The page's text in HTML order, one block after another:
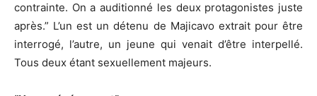
contrainte. On a auditionné les deux protagonistes juste
après.” L’un est un détenu de Majicavo extrait pour être
interrogé, l’autre, un jeune qui venait d’être interpellé.
Tous deux étant sexuellement majeurs.